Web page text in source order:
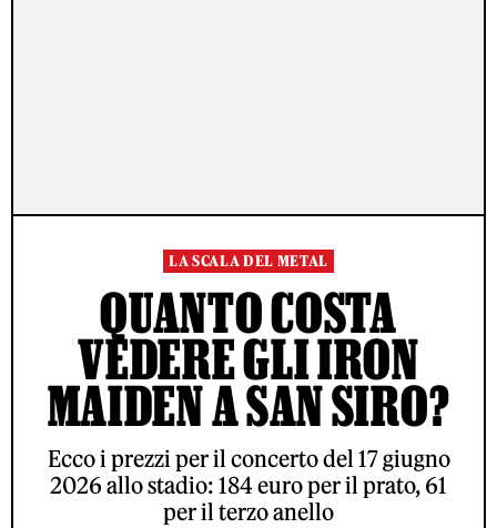
LA SCALA DEL METAL
QUANTO COSTA
VEDERE GLI IRON
MAIDEN A SAN SIRO?
Ecco i prezzi per il concerto del 17 giugno
2026 allo stadio: 184 euro per il prato, 61
per il terzo anello